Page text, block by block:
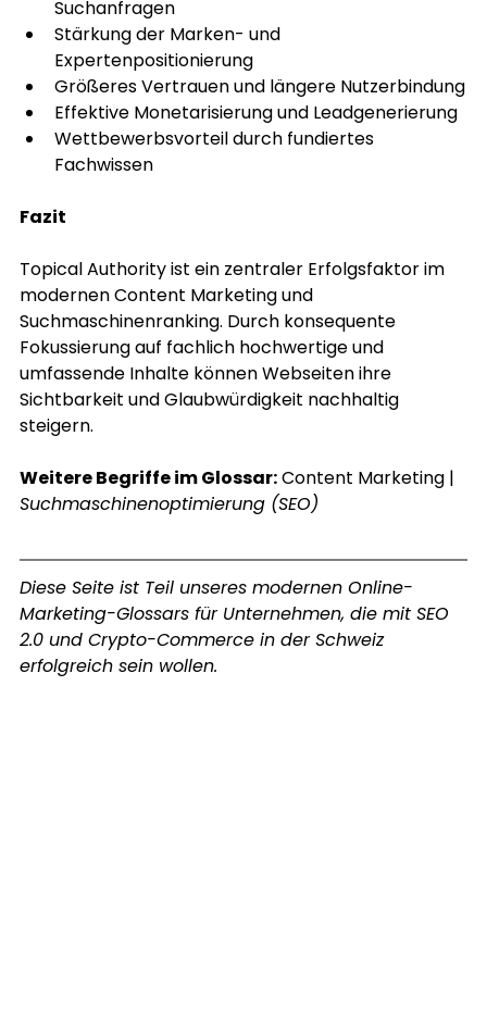
Suchanfragen
Stärkung der Marken- und
Expertenpositionierung
Größeres Vertrauen und längere Nutzerbindung
Effektive Monetarisierung und Leadgenerierung
Wettbewerbsvorteil durch fundiertes
Fachwissen
Fazit
Topical Authority ist ein zentraler Erfolgsfaktor im
modernen Content Marketing und
Suchmaschinenranking. Durch konsequente
Fokussierung auf fachlich hochwertige und
umfassende Inhalte können Webseiten ihre
Sichtbarkeit und Glaubwürdigkeit nachhaltig
steigern.
Weitere Begriffe im Glossar:Content Marketing |
Suchmaschinenoptimierung (SEO)
Diese Seite ist Teil unseres modernen Online-
Marketing-Glossars für Unternehmen, die mit SEO
2.0 und Crypto-Commerce in der Schweiz
erfolgreich sein wollen.